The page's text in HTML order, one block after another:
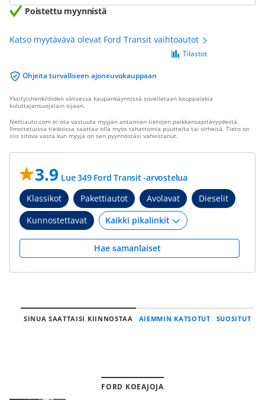
Poistettu myynnistä
Katso myytävävä olevat Ford Transit vaihtoautot
Ohjeita turvalliseen ajoneuvokauppaan
Tilastot
Yksityishenkilöiden välisessä kaupankäynnissä sovelletaan kauppalakia
kuluttajansuojalain sijaan.
Nettiauto.com ei ota vastuuta myyjän antamien tietojen paikkansapitävyydestä.
Ilmoitetuissa tiedoissa saattaa olla myös tahattomia puutteita tai virheitä. Tieto on
siis sitova vasta kun myyjä on sen pyynnöstäsi vahvistanut.
3.9 Lue 349 Ford Transit -arvostelua
Klassikot
Pakettiautot Avolavat
Dieselit
Kunnostettavat
Hae samanlaiset
SINUA SAATTAISI KIINNOSTAA AIEMMIN KATSOTUT SUOSITUT
FORD KOEAJOJA